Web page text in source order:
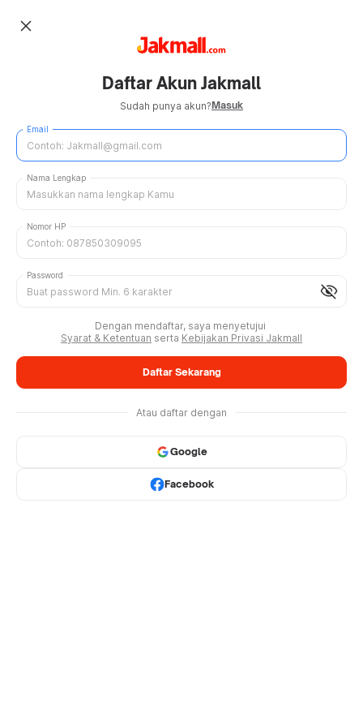
close
Daftar Akun Jakmall
Sudah punya akun?Masuk
Email
Nama Lengkap
Nomor HP
visibility_off
Password
Dengan mendaftar, saya menyetujui
Syarat & Ketentuan serta Kebijakan Privasi Jakmall
Daftar Sekarang
Atau daftar dengan
Google
Facebook